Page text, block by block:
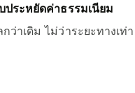
ประหยัดค่าธรรมเนียม
ว่าเดิม ไม่ว่าระยะทางเท่า